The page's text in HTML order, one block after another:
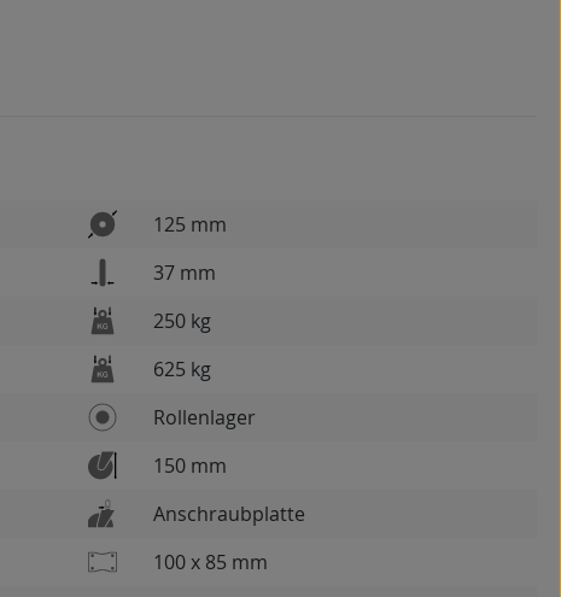
125 mm
37 mm
250 kg
625 kg
Rollenlager
150 mm
Anschraubplatte
100 x 85 mm